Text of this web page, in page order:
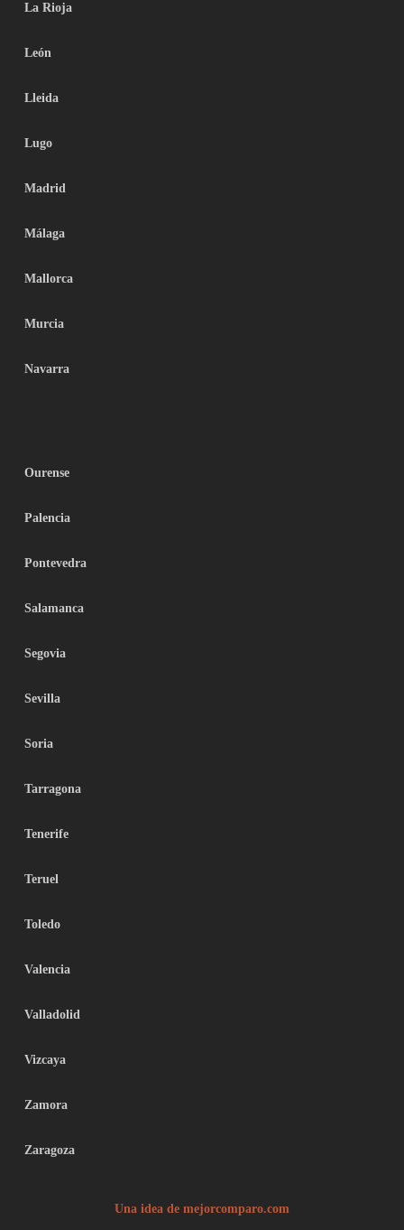
La Rioja
León
Lleida
Lugo
Madrid
Málaga
Mallorca
Murcia
Navarra
Ourense
Palencia
Pontevedra
Salamanca
Segovia
Sevilla
Soria
Tarragona
Tenerife
Teruel
Toledo
Valencia
Valladolid
Vizcaya
Zamora
Zaragoza
Una idea de mejorcomparo.com